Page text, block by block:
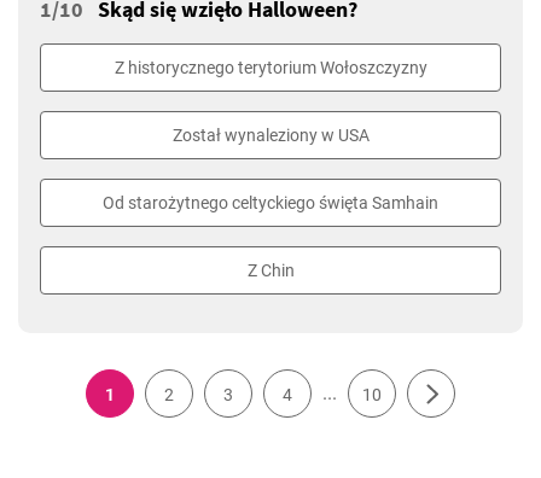
1/10 Skąd się wzięło Halloween?
Z historycznego terytorium Wołoszczyzny
Został wynaleziony w USA
Od starożytnego celtyckiego święta Samhain
Z Chin
1 2 3 4 ... 10